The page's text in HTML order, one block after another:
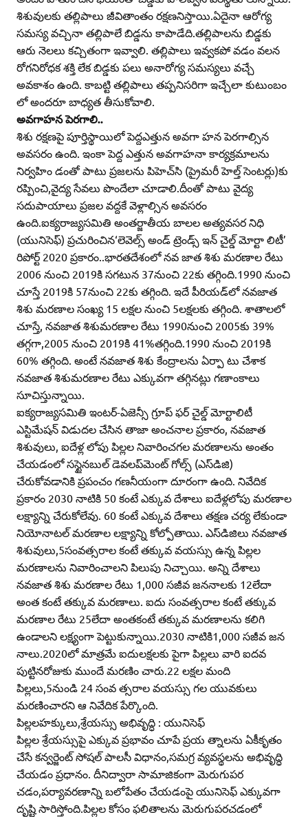
శిశువులకు తల్లిపాలు జీవితాంతం రక్షణనిస్తాయి.ఏదైనా ఆరోగ్య
సమస్య వచ్చినా తల్లిపాలే బిడ్డను కాపాడేది.తల్లిపాలను బిడ్డకు
ఆరు నెలలు కచ్చితంగా ఇవ్వాలి. తల్లిపాలు ఇవ్వకపో వడం వలన
రోగనిరోధక శక్తి లేక బిడ్డకు పలు అనారోగ్య సమస్యలు వచ్చే
అవకాశం ఉంది. కాబట్టి తల్లిపాలు తప్పనిసరిగా ఇచ్చేలా కుటుంబం
లో అందరూ బాధ్యత తీసుకోవాలి.
అవగాహన పెరగాలి..
శిశు రక్షణపై పూర్తిస్థాయిలో పెద్దఎత్తున అవగా హన పెరగాల్సిన
అవసరం ఉంది. ఇంకా పెద్ద ఎత్తున అవగాహనా కార్యక్రమాలను
నిర్వహిం డంతో పాటు ప్రజలను పిహెచ్‌సి (ప్రైమరీ హెల్త్‌ సెంటర్లు)కు
రప్పించి,వైద్య సేవలు పొందేలా చూడాలి.దీంతో పాటు వైద్య
సదుపాయాలు ప్రజల వద్దకే వెళ్లాల్సిన అవసరం
ఉంది.ఐక్యరాజ్యసమితి అంతర్జాతీయ బాలల అత్యవసర నిధి
(యునిసెఫ్‌) ప్రచురించిన‘లెవెల్స్‌ అండ్‌ ట్రెండ్స్‌ ఇన్‌ చైల్డ్‌ మోర్టా లిటీ’
రిపోర్ట్‌ 2020 ప్రకారం..భారతదేశంలో నవ జాత శిశు మరణాల రేటు
2006 నుంచి 2019కి సగటున 37నుంచి 22కు తగ్గింది.1990 నుంచి
చూస్తే 2019కి 57నుంచి 22కు తగ్గింది. ఇదే పీరియడ్‌లో నవజాత
శిశు మరణాల సంఖ్య 15 లక్షల నుంచి 5లక్షలకు తగ్గింది. శాతాలలో
చూస్తే, నవజాత శిశుమరణాల రేటు 1990నుంచి 2005కు 39%
తగ్గగా,2005 నుంచి 2019కి 41%తగ్గింది.1990 నుంచి 2019కి
60% తగ్గింది. అంటే నవజాత శిశు కేంద్రాలను ఏర్పా టు చేశాక
నవజాత శిశుమరణాల రేటు ఎక్కువగా తగ్గినట్లు గణాంకాలు
సూచిస్తున్నాయి.
ఐక్యరాజ్యసమితి ఇంటర్‌-ఏజెన్సీ గ్రూప్‌ ఫర్‌ చైల్డ్‌ మోర్టాలిటీ
ఎస్టిమేషన్‌ విడుదల చేసిన తాజా అంచనాల ప్రకారం, నవజాత
శిశువులు, ఐదేళ్ల లోపు పిల్లల నివారించగల మరణాలను అంతం
చేయడంలో సస్టైనబుల్‌ డెవలప్‌మెంట్‌ గోల్స్‌ (ఎస్‌డిజి)
చేరుకోవడానికి ప్రపంచం గణనీయంగా దూరంగా ఉంది. నివేదిక
ప్రకారం 2030 నాటికి 50 కంటే ఎక్కువ దేశాలు ఐదేళ్లలోపు మరణాల
లక్ష్యాన్ని చేరుకోలేవు. 60 కంటే ఎక్కువ దేశాలు తక్షణ చర్య లేకుండా
నియోనాటల్‌ మరణాల లక్ష్యాన్ని కోల్పోతాయి. ఎస్‌డిజిలు నవజాత
శిశువులు,5సంవత్సరాల కంటే తక్కువ వయస్సు ఉన్న పిల్లల
మరణాలను నివారించాలని పిలుపు నిచ్చాయి. అన్ని దేశాలు
నవజాత శిశు మరణాల రేటు 1,000 సజీవ జననాలకు 12లేదా
అంత కంటే తక్కువ మరణాలు. ఐదు సంవత్సరాల కంటే తక్కువ
మరణాల రేటు 25లేదా అంతకంటే తక్కువ మరణాలను కలిగి
ఉండాలని లక్ష్యంగా పెట్టుకున్నాయి.2030 నాటికి1,000 సజీవ జన
నాలు.2020లో మాత్రమే ఐదులక్షలకు పైగా పిల్లలు వారి ఐదవ
పుట్టినరోజుకు ముందే మరణిం చారు.22 లక్షల మంది
పిల్లలు,5నుండి 24 సంవ త్సరాల వయస్సు గల యువకులు
మరణించారని ఆ నివేదిక పేర్కొంది.
పిల్లలహక్కులు,శ్రేయస్సు అభివృద్ధి : యునిసెఫ్‌
పిల్లల శ్రేయస్సుపై ఎక్కువ ప్రభావం చూపే ప్రయ త్నాలను ఏకీకృతం
చేసే కన్వర్జెంట్‌ సోషల్‌ పాలసీ విధానం,సమగ్ర వ్యవస్థలను అభివృద్ధి
చేయడం ప్రధానం. దీనిద్వారా సామాజికంగా మెరుగుపర
చడం,పర్యావరణాన్ని బలోపేతం చేయడంపై యునిసెఫ్‌ ఎక్కువగా
దృష్టి సారిస్తోంది.పిల్లల కోసం ఫలితాలను మెరుగుపరచడంలో